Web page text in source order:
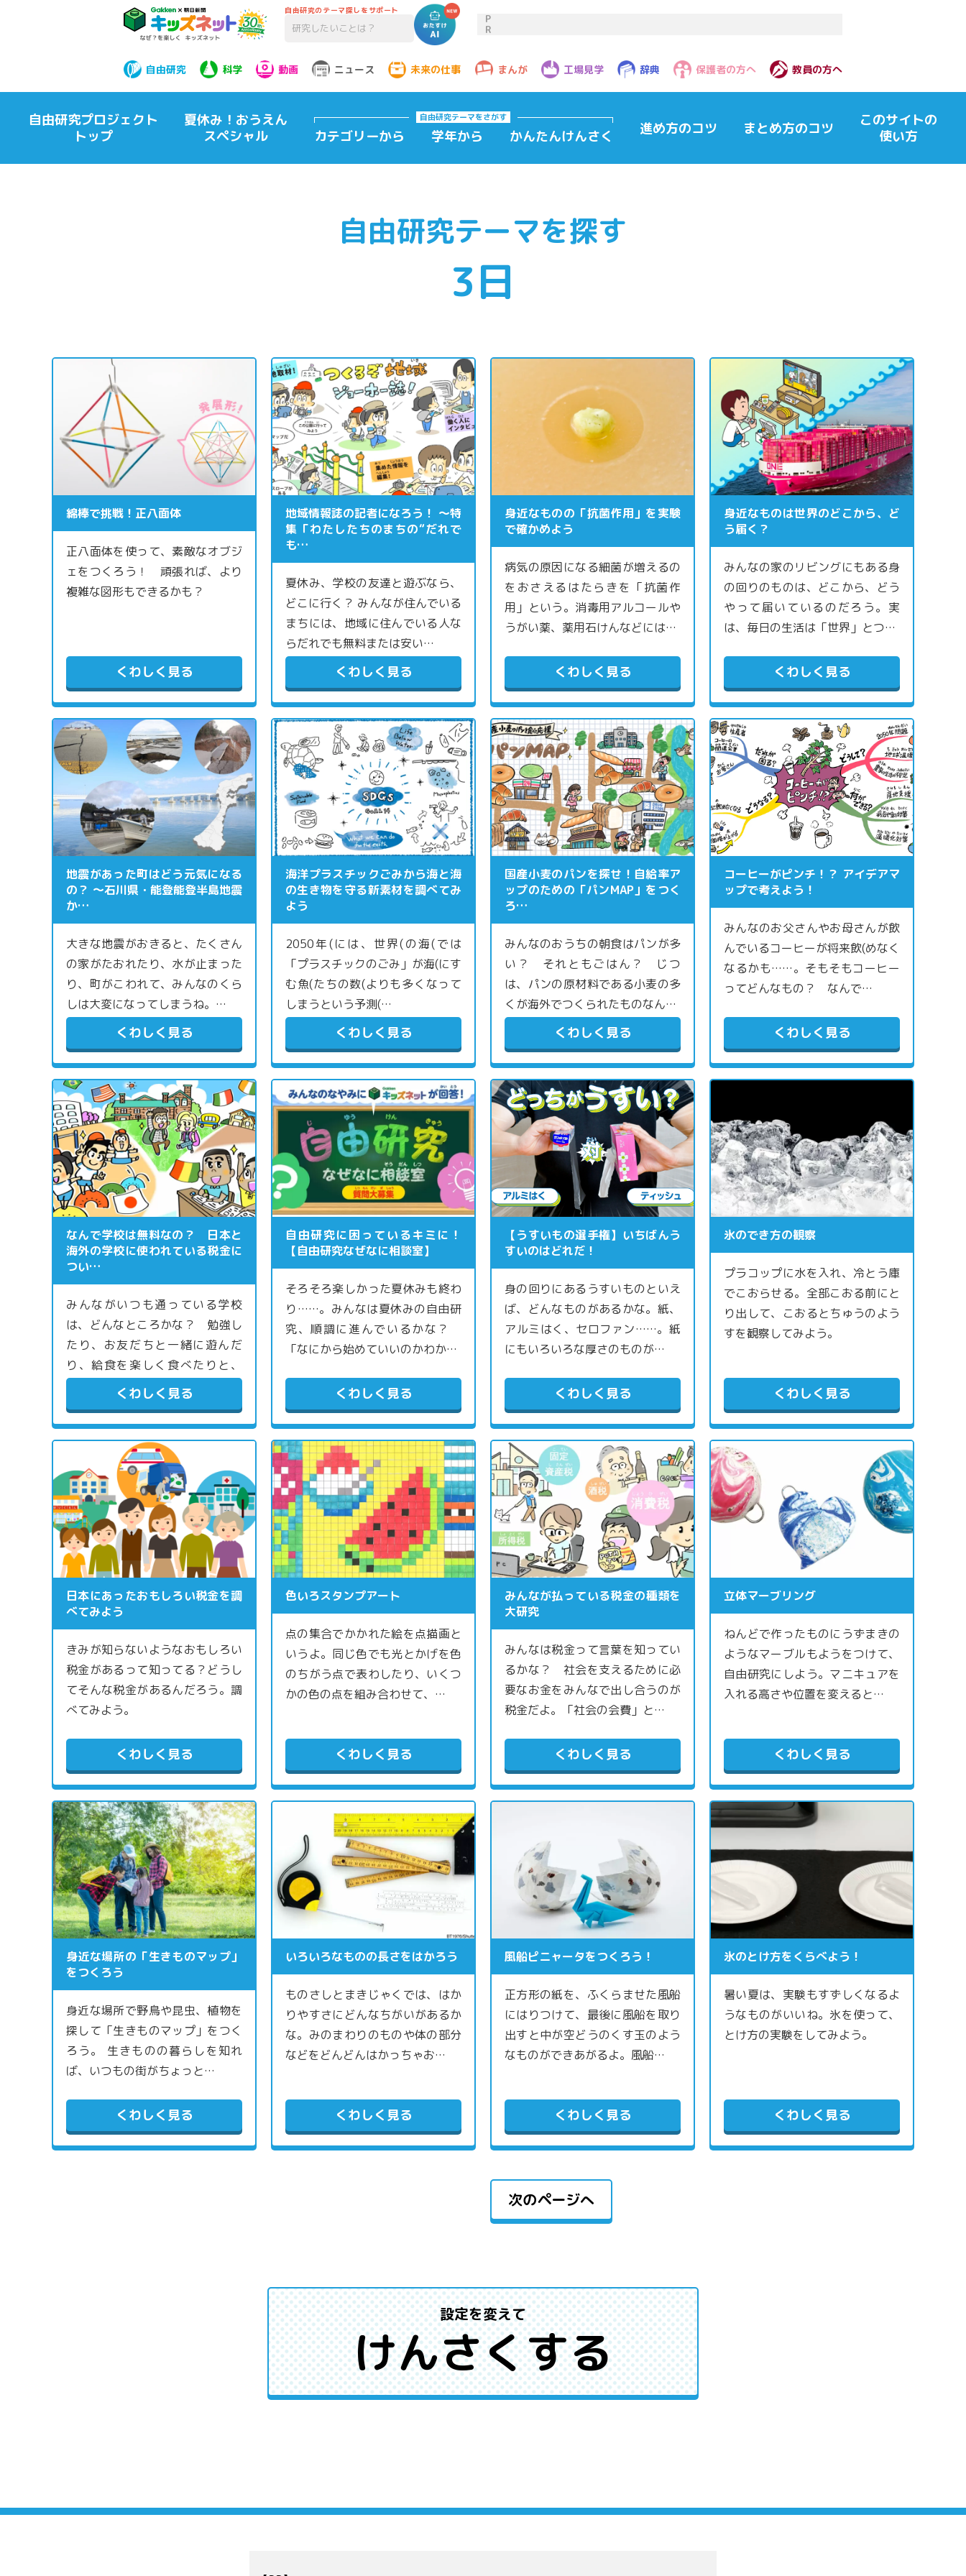
自由研究のテーマ探しをサポート
P
R
自由研究 科学 動画 ニュース 未来の仕事 まんが 工場見学 辞典 保護者の方へ 教員の方へ
自由研究プロジェクト
トップ
夏休み！おうえん
スペシャル
自由研究テーマをさがす
カテゴリーから 学年から かんたんけんさく 進め方のコツ まとめ方のコツ
このサイトの
使い方
自由研究テーマを探す
3日
綿棒で挑戦！正八面体
正八面体を使って、素敵なオブジ
ェをつくろう！ 頑張れば、より
複雑な図形もできるかも？
くわしく見る
地域情報誌の記者になろう！ ～特
集「わたしたちのまちの“だれで
も…
夏休み、学校の友達と遊ぶなら、
どこに行く？ みんなが住んでいる
まちには、地域に住んでいる人な
らだれでも無料または安い…
くわしく見る
身近なものの「抗菌作用」を実験
で確かめよう
病気の原因になる細菌が増えるの
をおさえるはたらきを「抗菌作
用」という。消毒用アルコールや
うがい薬、薬用石けんなどには…
くわしく見る
身近なものは世界のどこから、ど
う届く？
みんなの家のリビングにもある身
の回りのものは、どこから、どう
やって届いているのだろう。実
は、毎日の生活は「世界」とつ…
くわしく見る
地震があった町はどう元気になる
の？ 〜石川県・能登能登半島地震
か…
大きな地震がおきると、たくさん
の家がたおれたり、水が止まった
り、町がこわれて、みんなのくら
しは大変になってしまうね。…
くわしく見る
海洋プラスチックごみから海と海
の生き物を守る新素材を調べてみ
よう
2050年(には、世界(の海(では
「プラスチックのごみ」が海(にす
む魚(たちの数(よりも多くなって
しまうという予測(…
くわしく見る
国産小麦のパンを探せ！自給率ア
ップのための「パンMAP」をつく
ろ…
みんなのおうちの朝食はパンが多
い？ それともごはん？ じつ
は、パンの原材料である小麦の多
くが海外でつくられたものなん…
くわしく見る
コーヒーがピンチ！？ アイデアマ
ップで考えよう！
みんなのお父さんやお母さんが飲
んでいるコーヒーが将来飲(めなく
なるかも……。そもそもコーヒー
ってどんなもの？ なんで…
くわしく見る
なんで学校は無料なの？ 日本と
海外の学校に使われている税金に
つい…
みんながいつも通っている学校
は、どんなところかな？ 勉強し
たり、お友だちと一緒に遊んだ
り、給食を楽しく食べたりと、
す…
くわしく見る
自由研究に困っているキミに！
【自由研究なぜなに相談室】
そろそろ楽しかった夏休みも終わ
り……。みんなは夏休みの自由研
究、順調に進んでいるかな？
「なにから始めていいのかわか…
くわしく見る
【うすいもの選手権】いちばんう
すいのはどれだ！
身の回りにあるうすいものといえ
ば、どんなものがあるかな。紙、
アルミはく、セロファン……。紙
にもいろいろな厚さのものが…
くわしく見る
氷のでき方の観察
プラコップに水を入れ、冷とう庫
でこおらせる。全部こおる前にと
り出して、こおるとちゅうのよう
すを観察してみよう。
くわしく見る
日本にあったおもしろい税金を調
べてみよう
きみが知らないようなおもしろい
税金があるって知ってる？どうし
てそんな税金があるんだろう。調
べてみよう。
くわしく見る
色いろスタンプアート
点の集合でかかれた絵を点描画と
いうよ。同じ色でも光とかげを色
のちがう点で表わしたり、いくつ
かの色の点を組み合わせて、…
くわしく見る
みんなが払っている税金の種類を
大研究
みんなは税金って言葉を知ってい
るかな？ 社会を支えるために必
要なお金をみんなで出し合うのが
税金だよ。「社会の会費」と…
くわしく見る
立体マーブリング
ねんどで作ったものにうずまきの
ようなマーブルもようをつけて、
自由研究にしよう。マニキュアを
入れる高さや位置を変えると…
くわしく見る
身近な場所の「生きものマップ」
をつくろう
身近な場所で野鳥や昆虫、植物を
探して「生きものマップ」をつく
ろう。 生きものの暮らしを知れ
ば、いつもの街がちょっと…
くわしく見る
いろいろなものの長さをはかろう
ものさしとまきじゃくでは、はか
りやすさにどんなちがいがあるか
な。みのまわりのものや体の部分
などをどんどんはかっちゃお…
くわしく見る
風船ピニャータをつくろう！
正方形の紙を、ふくらませた風船
にはりつけて、最後に風船を取り
出すと中が空どうのくす玉のよう
なものができあがるよ。風船…
くわしく見る
氷のとけ方をくらべよう！
暑い夏は、実験もすずしくなるよ
うなものがいいね。氷を使って、
とけ方の実験をしてみよう。
くわしく見る
次のページへ
設定を変えて
けんさくする